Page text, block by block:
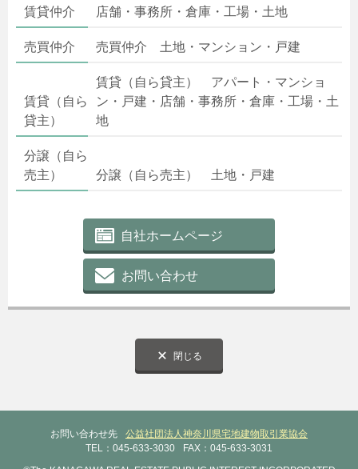
賃貸仲介
店舗・事務所・倉庫・工場・土地
売買仲介 売買仲介 土地・マンション・戸建
賃貸（自ら
貸主）
賃貸（自ら貸主） アパート・マンショ
ン・戸建・店舗・事務所・倉庫・工場・土
地
分譲（自ら
売主）
分譲（自ら売主） 土地・戸建
自社ホームページ
お問い合わせ
閉じる
お問い合わせ先
公益社団法人神奈川県宅地建物取引業協会
TEL：045-633-3030
FAX：045-633-3031